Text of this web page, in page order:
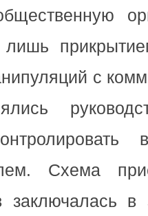
лишь
с
Схема
заключалась